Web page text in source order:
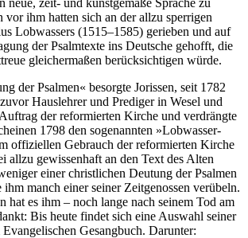
neue, zeit- und kunstgemäße Sprache zu
vor ihm hatten sich an der allzu sperrigen
Lobwassers (1515–1585) gerieben und auf
der Psalmtexte ins Deutsche gehofft, die
gleichermaßen berücksichtigen würde.
der Psalmen« besorgte Jorissen, seit 1782
Hauslehrer und Prediger in Wesel und
der reformierten Kirche und verdrängte
1798 den sogenannten »Lobwasser-
offiziellen Gebrauch der reformierten Kirche
allzu gewissenhaft an den Text des Alten
einer christlichen Deutung der Psalmen
ihm manch einer seiner Zeitgenossen verübeln.
hat es ihm – noch lange nach seinem Tod am
Bis heute findet sich eine Auswahl seiner
Gesangbuch. Darunter: